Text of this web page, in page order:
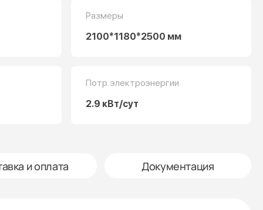
Размеры
2100*1180*2500 мм
Потр. электроэнергии
2.9 кВт/сут
и оплата Документация